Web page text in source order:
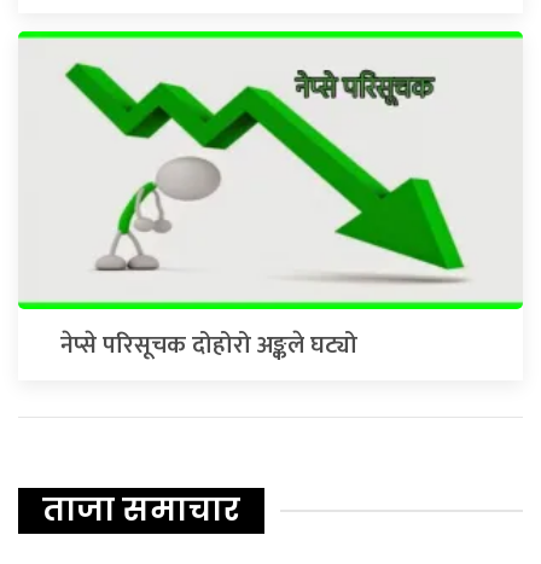
नेप्से परिसूचक दोहोरो अङ्कले घट्यो
ताजा समाचार